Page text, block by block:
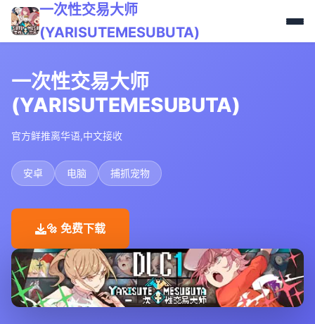
一次性交易大师
(YARISUTEMESUBUTA)
一次性交易大师
(YARISUTEMESUBUTA)
官方鲜推离华语,中文接收
安卓 电脑 捕抓宠物
🔩 免费下载